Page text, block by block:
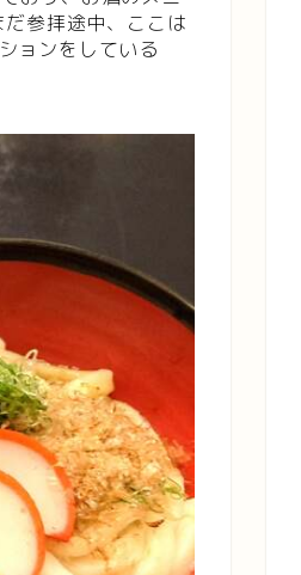
参拝途中、ここは
ョンをしている